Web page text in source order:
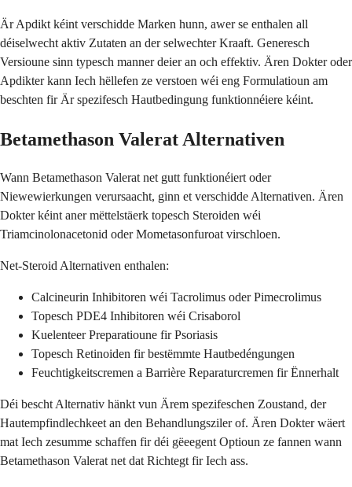
Är Apdikt kéint verschidde Marken hunn, awer se enthalen all
déiselwecht aktiv Zutaten an der selwechter Kraaft. Generesch
Versioune sinn typesch manner deier an och effektiv. Ären Dokter oder
Apdikter kann Iech hëllefen ze verstoen wéi eng Formulatioun am
beschten fir Är spezifesch Hautbedingung funktionnéiere kéint.
Betamethason Valerat Alternativen
Wann Betamethason Valerat net gutt funktionéiert oder
Niewewierkungen verursaacht, ginn et verschidde Alternativen. Ären
Dokter kéint aner mëttelstäerk topesch Steroiden wéi
Triamcinolonacetonid oder Mometasonfuroat virschloen.
Net-Steroid Alternativen enthalen:
Calcineurin Inhibitoren wéi Tacrolimus oder Pimecrolimus
Topesch PDE4 Inhibitoren wéi Crisaborol
Kuelenteer Preparatioune fir Psoriasis
Topesch Retinoiden fir bestëmmte Hautbedéngungen
Feuchtigkeitscremen a Barrière Reparaturcremen fir Ënnerhalt
Déi bescht Alternativ hänkt vun Ärem spezifeschen Zoustand, der
Hautempfindlechkeet an den Behandlungsziler of. Ären Dokter wäert
mat Iech zesumme schaffen fir déi gëeegent Optioun ze fannen wann
Betamethason Valerat net dat Richtegt fir Iech ass.